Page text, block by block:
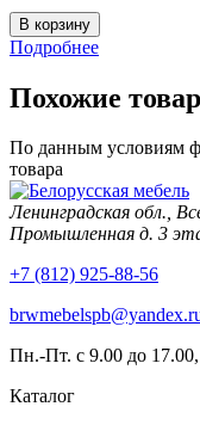
Подробнее
Похожие
По данным условиям
товара
Ленинградская обл.,
Промышленная д. 3
+7 (812) 925-88-56
Пн.-Пт. с 9.00 до
Каталог